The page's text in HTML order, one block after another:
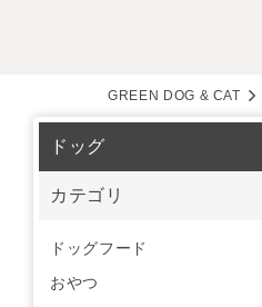
GREEN DOG & CAT
ドッグ
カテゴリ
ドッグフード
おやつ